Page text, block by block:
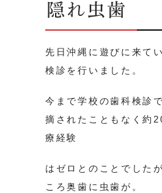
隠れ虫歯
先日沖縄に遊びに来て
検診を行いました。
今まで学校の歯科検診
摘されたこともなく約
療経験
はゼロとのことでした
ころ奥歯に虫歯が。